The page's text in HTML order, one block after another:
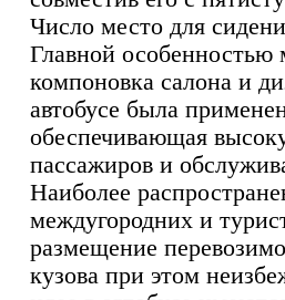
Число место для
Главной
компоновка салона и
автобусе была
обеспечивающая
пассажиров и
Наиболее
междугородних и
размещение
кузова при этом